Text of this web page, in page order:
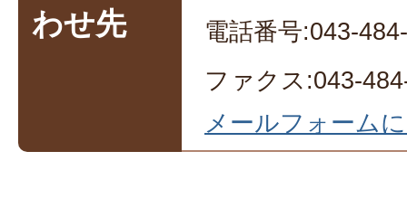
わせ先
電話番号:043-
ファクス:043-
メールフォーム